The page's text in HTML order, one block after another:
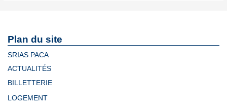
Plan du site
SRIAS PACA
ACTUALITÉS
BILLETTERIE
LOGEMENT